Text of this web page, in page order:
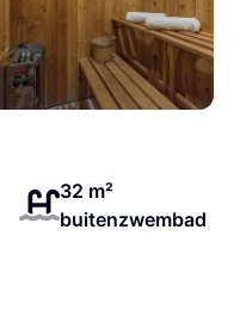
32 m²
buitenzwembad